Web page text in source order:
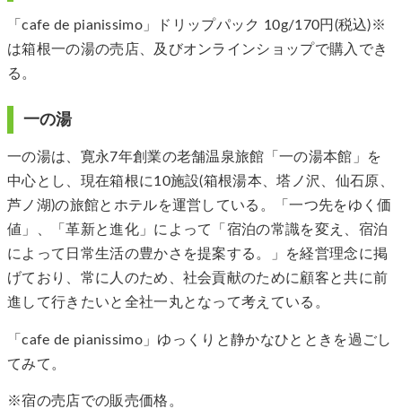
「cafe de pianissimo」ドリップパック 10g/170円(税込)※
は箱根一の湯の売店、及びオンラインショップで購入でき
る。
一の湯
一の湯は、寛永7年創業の老舗温泉旅館「一の湯本館」を
中心とし、現在箱根に10施設(箱根湯本、塔ノ沢、仙石原、
芦ノ湖)の旅館とホテルを運営している。「一つ先をゆく価
値」、「革新と進化」によって「宿泊の常識を変え、宿泊
によって日常生活の豊かさを提案する。」を経営理念に掲
げており、常に人のため、社会貢献のために顧客と共に前
進して行きたいと全社一丸となって考えている。
「cafe de pianissimo」ゆっくりと静かなひとときを過ごし
てみて。
※宿の売店での販売価格。